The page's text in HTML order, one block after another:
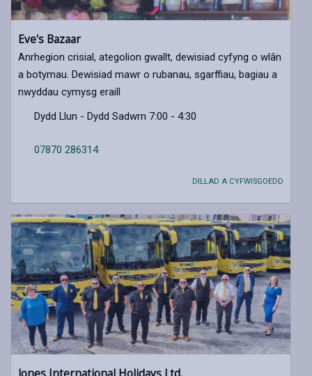
Eve's Bazaar
Anrhegion crisial, ategolion gwallt, dewisiad cyfyng o wlân
a botymau. Dewisiad mawr o rubanau, sgarffiau, bagiau a
nwyddau cymysg eraill
Dydd Llun - Dydd Sadwrn 7:00 - 4:30
07870 286314
DILLAD A CYFWISGOEDD